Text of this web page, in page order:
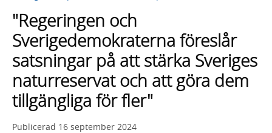
med
sökförslag
"Regeringen och
Sverigedemokraterna föreslår
satsningar på att stärka Sveriges
naturreservat och att göra dem
tillgängliga för fler"
Publicerad 16 september 2024